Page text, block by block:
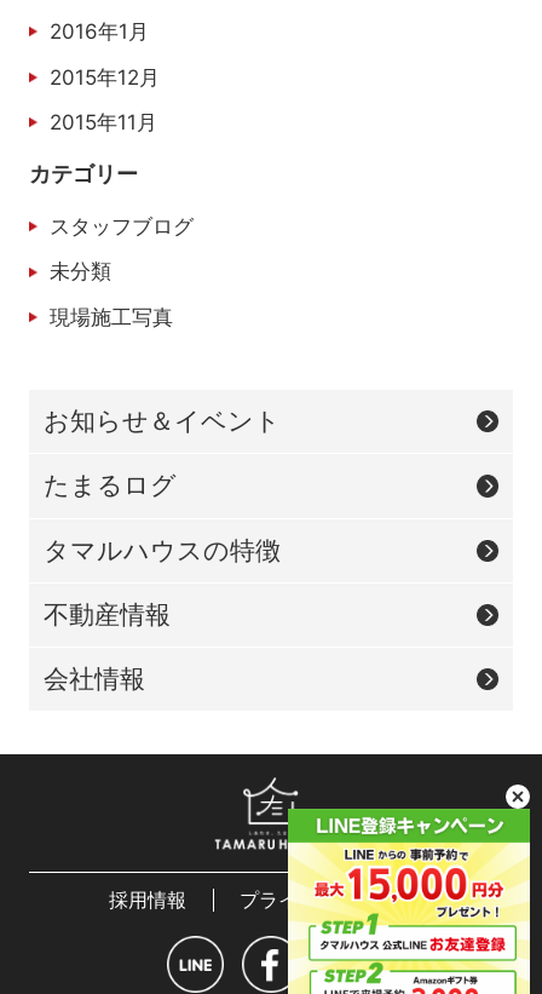
2016年1月
2015年12月
2015年11月
カテゴリー
スタッフブログ
未分類
現場施工写真
お知らせ＆イベント
たまるログ
タマルハウスの特徴
不動産情報
会社情報
採用情報 プライバシーポリシー